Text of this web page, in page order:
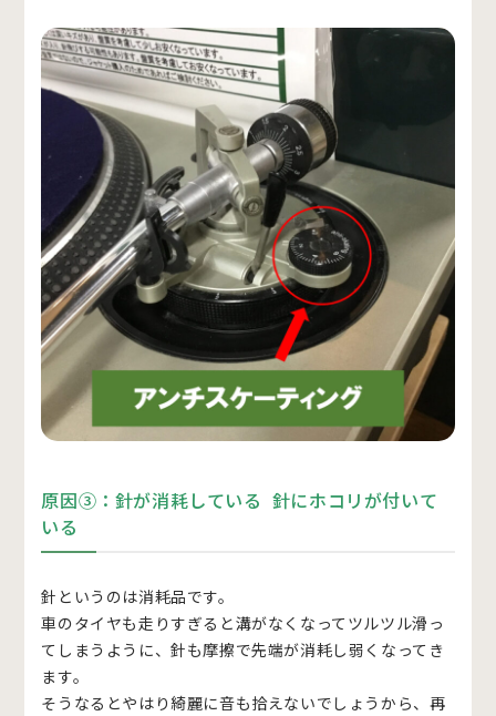
原因③：針が消耗している 針にホコリが付いて
いる
針というのは消耗品です。
車のタイヤも走りすぎると溝がなくなってツルツル滑っ
てしまうように、針も摩擦で先端が消耗し弱くなってき
ます。
そうなるとやはり綺麗に音も拾えないでしょうから、再